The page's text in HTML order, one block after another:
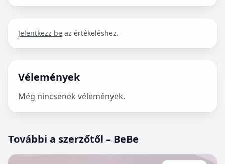
Jelentkezz be az értékeléshez.
Vélemények
Még nincsenek vélemények.
További a szerzőtől – BeBe